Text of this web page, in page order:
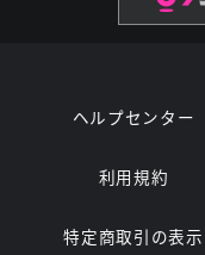
ヘルプセンター
利用規約
特定商取引の表示